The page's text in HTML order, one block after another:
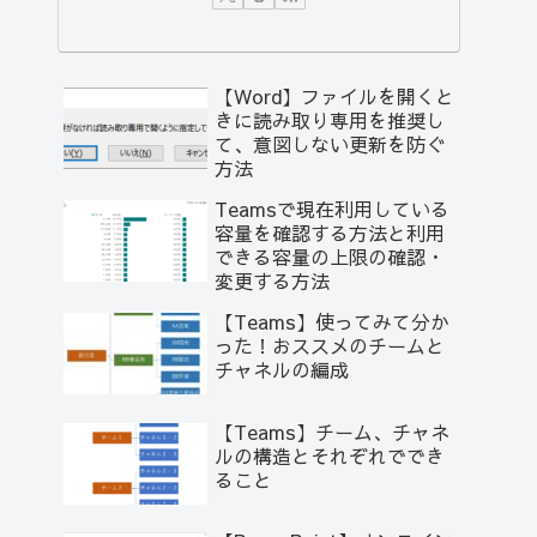
【Word】ファイルを開くと
きに読み取り専用を推奨し
て、意図しない更新を防ぐ
方法
Teamsで現在利用している
容量を確認する方法と利用
できる容量の上限の確認・
変更する方法
【Teams】使ってみて分か
った！おススメのチームと
チャネルの編成
【Teams】チーム、チャネ
ルの構造とそれぞれででき
ること